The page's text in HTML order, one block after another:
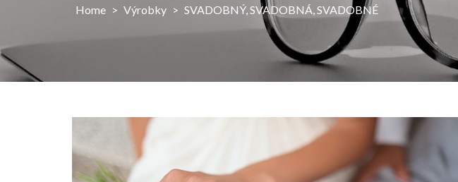
Home > Výrobky > SVADOBNÝ, SVADOBNÁ, SVADOBNÉ